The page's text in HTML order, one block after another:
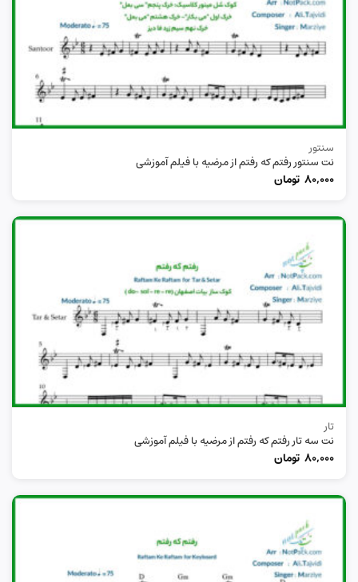
سنتور
نت سنتور رفتم که رفتم از مرضیه با فیلم آموزشی
80,000 تومان
تار
نت سه تار رفتم که رفتم از مرضیه با فیلم آموزشی
80,000 تومان